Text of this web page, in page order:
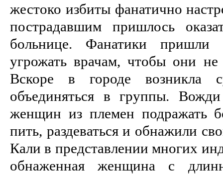
жестоко избиты фанатично
пострадавшим пришлось
больнице. Фанатики
угрожать врачам, чтобы они не
Вскоре в городе возникла
объединяться в группы.
женщин из племен подражать
пить, раздеваться и обна­жили
Ка­ли в представлении многих
обнаженная женщина с